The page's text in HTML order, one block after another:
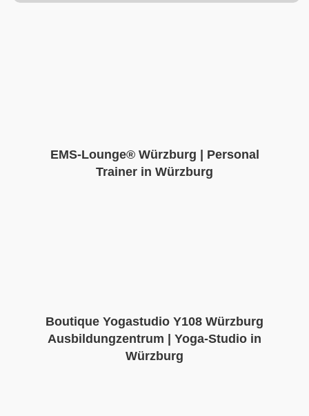
EMS-Lounge® Würzburg | Personal
Trainer in Würzburg
Boutique Yogastudio Y108 Würzburg
Ausbildungzentrum | Yoga-Studio in
Würzburg